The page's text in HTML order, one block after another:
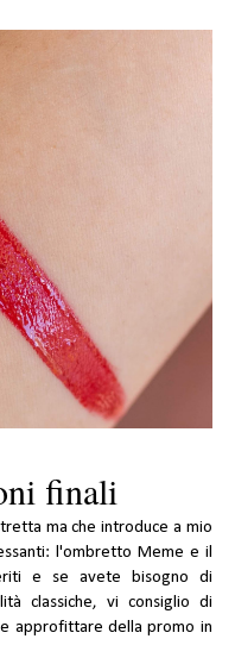
finali
ma che introduce a mio
l'ombretto Meme e il
e se avete bisogno di
classiche, vi consiglio di
approfittare della promo in